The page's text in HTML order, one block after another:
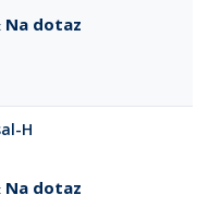
Na dotaz
H
Na dotaz